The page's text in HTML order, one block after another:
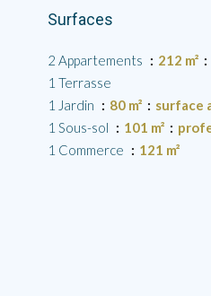
Surfaces
2 Appartements 212 m²
1 Terrasse
1 Jardin
80 m²
surface
1 Sous-sol
101 m²
1 Commerce
121 m²